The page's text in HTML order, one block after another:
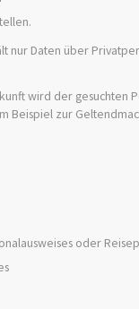
nur Daten über
wird der gesuchten
Beispiel zur
oder